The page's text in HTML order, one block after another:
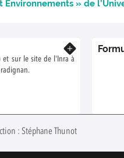
Environnements » de
et sur le site de l'Inra à
: Stéphane Thunot